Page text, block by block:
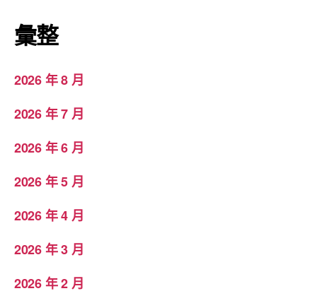
彙整
2026 年 8 月
2026 年 7 月
2026 年 6 月
2026 年 5 月
2026 年 4 月
2026 年 3 月
2026 年 2 月